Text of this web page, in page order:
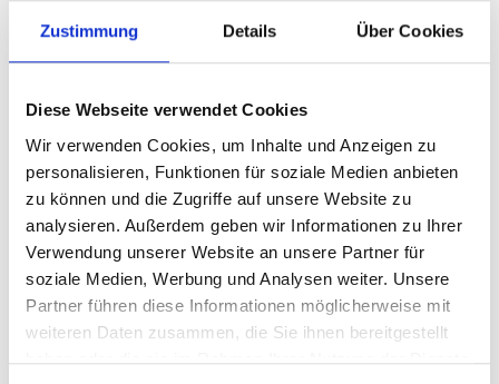
Zustimmung Details Über Cookies
Diese Webseite verwendet Cookies
Wir verwenden Cookies, um Inhalte und Anzeigen zu
personalisieren, Funktionen für soziale Medien anbieten
zu können und die Zugriffe auf unsere Website zu
analysieren. Außerdem geben wir Informationen zu Ihrer
Verwendung unserer Website an unsere Partner für
soziale Medien, Werbung und Analysen weiter. Unsere
Partner führen diese Informationen möglicherweise mit
weiteren Daten zusammen, die Sie ihnen bereitgestellt
haben oder die sie im Rahmen Ihrer Nutzung der Dienste
BESTELLEN
2025
Sparpaket: 6 Flaschen
Villa Huesgen, by the
glass Riesling, QbA
Mosel